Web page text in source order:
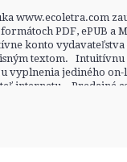
www.ecoletra.com
PDF, ePUB
konto
textom.
vyplnenia jediného
internetu. Predajné